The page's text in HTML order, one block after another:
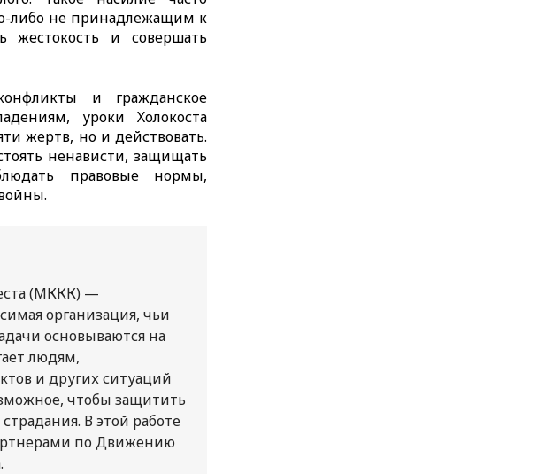
либо не принадлежащим к
жестокость и совершать
и гражданское
уроки Холокоста
жертв, но и действовать.
ненависти, защищать
правовые нормы,
(МККК) —
организация, чьи
основываются на
людям,
и других ситуаций
чтобы защитить
В этой работе
по Движению